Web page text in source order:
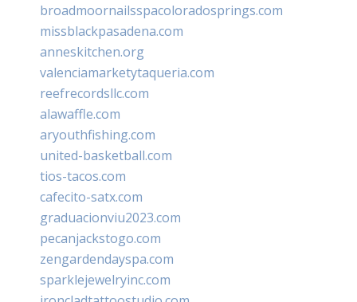
broadmoornailsspacoloradosprings.com
missblackpasadena.com
anneskitchen.org
valenciamarketytaqueria.com
reefrecordsllc.com
alawaffle.com
aryouthfishing.com
united-basketball.com
tios-tacos.com
cafecito-satx.com
graduacionviu2023.com
pecanjackstogo.com
zengardendayspa.com
sparklejewelryinc.com